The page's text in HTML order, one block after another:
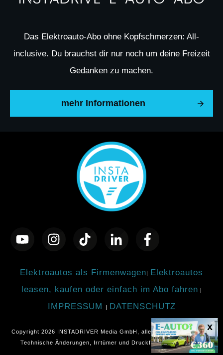
Das Elektroauto-Abo ohne Kopfschmerzen: All-
inclusive. Du brauchst dir nur noch um deine Freizeit
Gedanken zu machen.
mehr Informationen
Elektroautos als Firmenwagen| Elektroautos
leasen, kaufen oder einfach im Abo fahren |
IMPRESSUM | DATENSCHUTZ
Copyright 2026 INSTADRIVER Media GmbH
, alle Rechte vorbehalten.
Technische Änderungen, Irrtümer und Druckfehler vorbehalten.